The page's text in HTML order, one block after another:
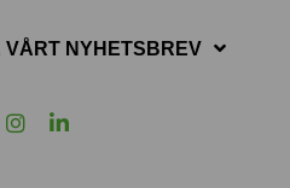
VÅRT NYHETSBREV